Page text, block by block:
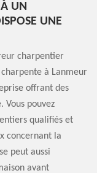
UN
UNE
charpentier
à Lanmeur
offrant des
Vous pouvez
qualifiés et
concernant la
peut aussi
avant